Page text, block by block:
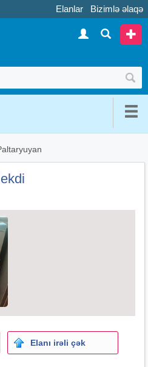
Elanlar Bizimlə əlaqə
Elanı irəli çək